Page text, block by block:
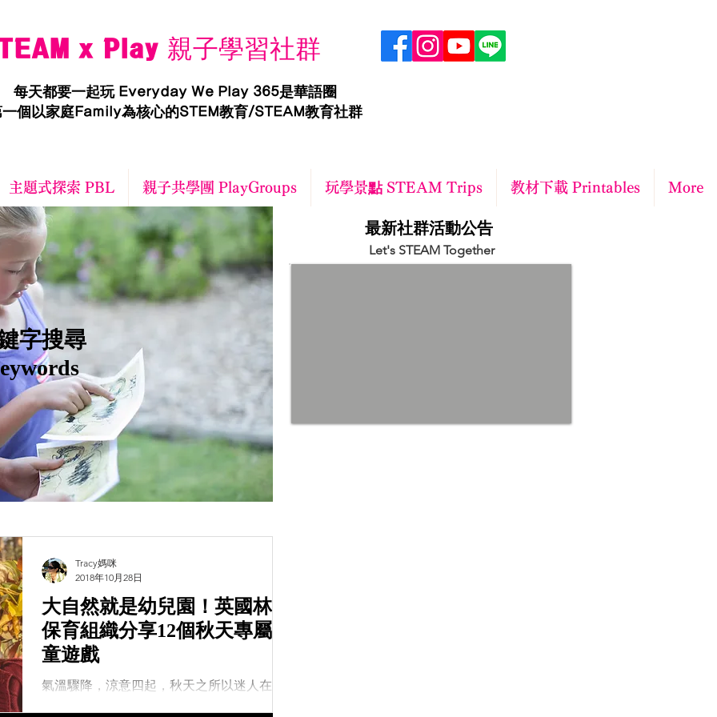
x Play 親子學習社群
每天都要一起玩 Everyday We Play 365是華語圈
一個以家庭Family為核心的STEM教育/STEAM教育社群
主題式探索 PBL 親子共學團 PlayGroups 玩學景點 STEAM Trips 教材下載 Printables More
字搜尋
大自然就是幼兒園！英國林地
保育組織分享12個秋天專屬兒
童遊戲
氣溫驟降，涼意四起，秋天之所以迷人在於
Tracy媽咪
2018年10月28日
​最新社群活動公告
Let's STEAM Together